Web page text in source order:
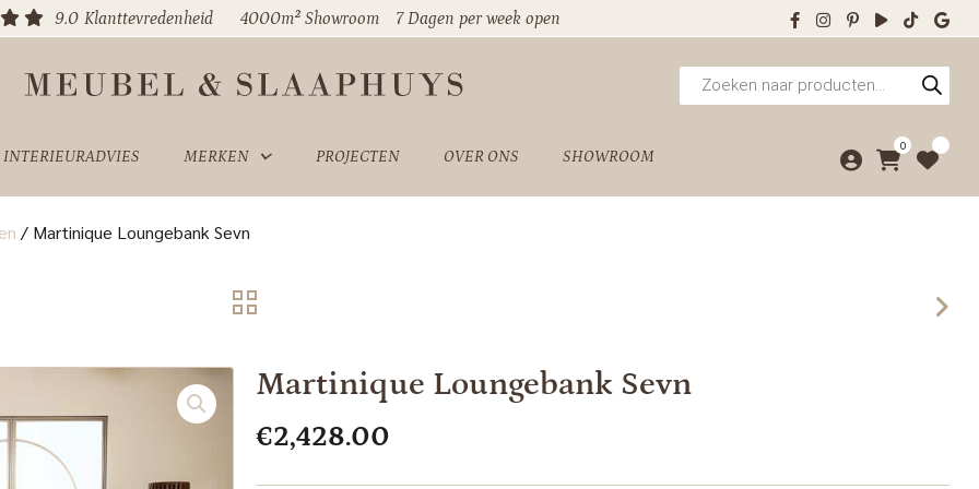
9.0 Klanttevredenheid 4000m² Showroom 7 Dagen per week open
Producten
zoeken
INTERIEURADVIES MERKEN PROJECTEN OVER ONS SHOWROOM
0
/ Martinique Loungebank Sevn
Martinique Loungebank Sevn
€2,428.00